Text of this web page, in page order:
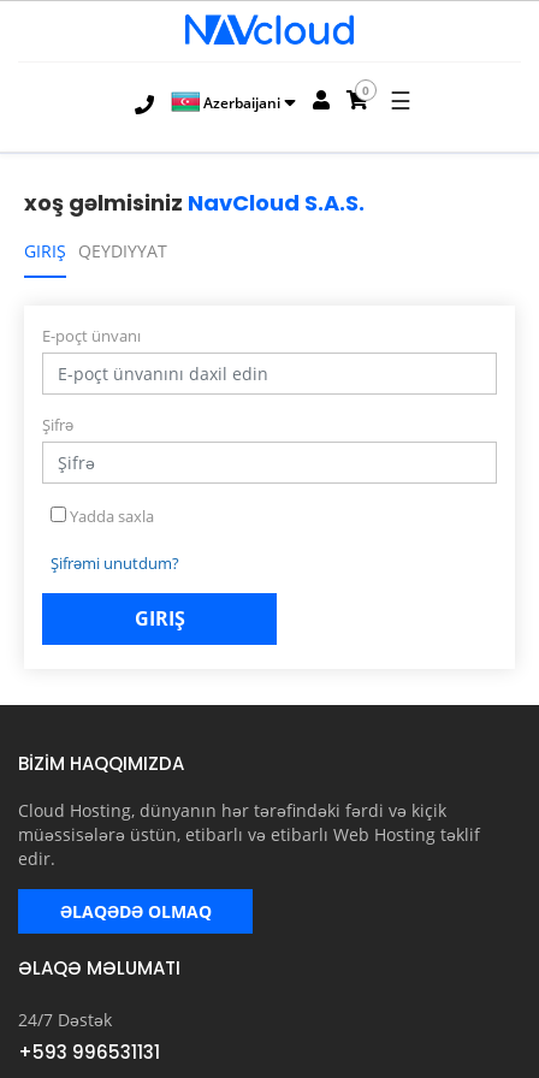
Azerbaijani
0 ☰
xoş gəlmisiniz NavCloud S.A.S.
GIRIŞ QEYDIYYAT
E-poçt ünvanı
Şifrə
Yadda saxla
Şifrəmi unutdum?
BİZİM HAQQIMIZDA
Cloud Hosting, dünyanın hər tərəfindəki fərdi və kiçik
müəssisələrə üstün, etibarlı və etibarlı Web Hosting təklif
edir.
ƏLAQƏDƏ OLMAQ
ƏLAQƏ MƏLUMATI
24/7 Dəstək
+593 996531131